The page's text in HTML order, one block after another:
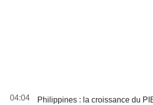
04:04
Philippines : la croissance du